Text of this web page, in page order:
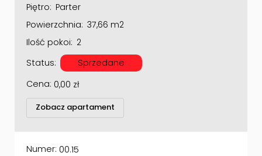
Piętro: Parter
Powierzchnia: 37,66 m2
Ilość pokoi: 2
Status:
Sprzedane
Cena: 0,00 zł
Zobacz apartament
Numer: 00.15